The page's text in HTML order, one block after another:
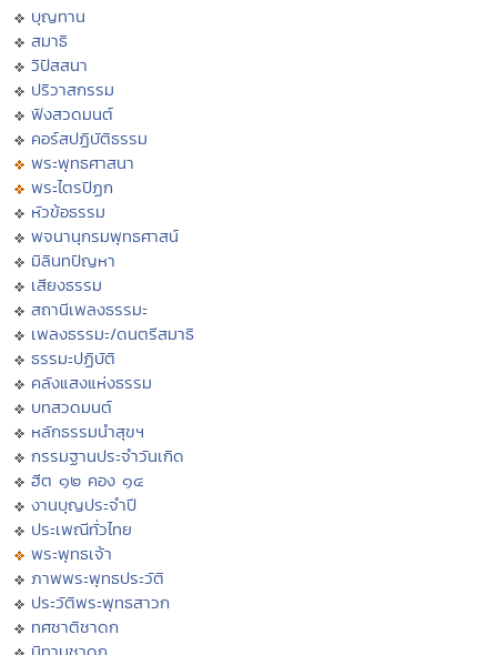
บุญทาน
สมาธิ
วิปัสสนา
ปริวาสกรรม
ฟังสวดมนต์
คอร์สปฏิบัติธรรม
พระพุทธศาสนา
พระไตรปิฏก
หัวข้อธรรม
พจนานุกรมพุทธศาสน์
มิลินทปัญหา
เสียงธรรม
สถานีเพลงธรรมะ
เพลงธรรมะ/ดนตรีสมาธิ
ธรรมะปฏิบัติ
คลังแสงแห่งธรรม
บทสวดมนต์
หลักธรรมนำสุขฯ
กรรมฐานประจำวันเกิด
ฮีต ๑๒ คอง ๑๔
งานบุญประจำปี
ประเพณีทั่วไทย
พระพุทธเจ้า
ภาพพระพุทธประวัติ
ประวัติพระพุทธสาวก
ทศชาติชาดก